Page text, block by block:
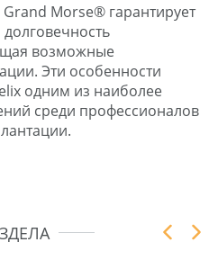
Morse® гарантирует
возможные
Эти особенности
одним из наиболее
среди профессионалов